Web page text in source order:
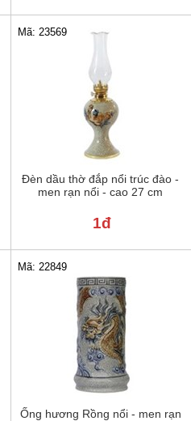
Đèn dầu thờ đắp nổi trúc đào -
men rạn nổi - cao 27 cm
Mã: 23569
1đ
Ống hương Rồng nổi - men rạn
Mã: 22849